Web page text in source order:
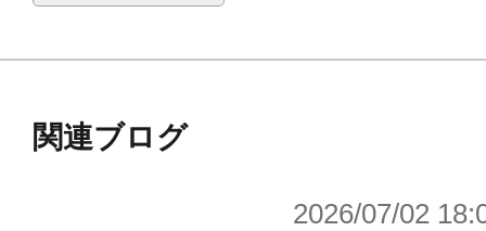
り）関連ブログ
2026/07/02